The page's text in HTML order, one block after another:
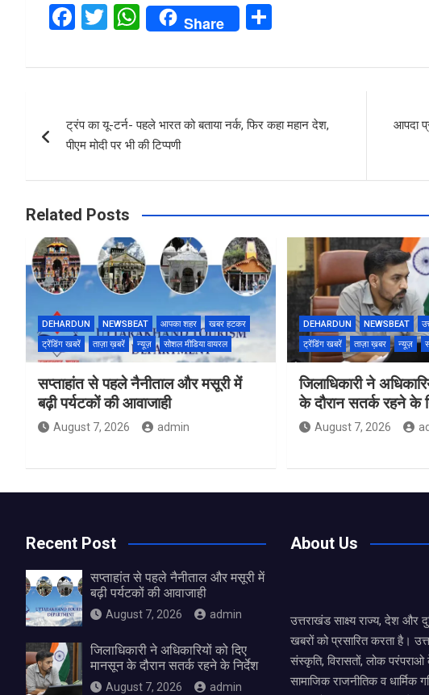
F
ce
o
o
k
T
tt
W
at
A
p
p
Share
ar
navigation
ट्रंप का यू-टर्न- पहले भारत को बताया नर्क, फिर कहा महान देश,
पीएम मोदी पर भी की टिप्पणी
आपदा
Related Posts
DEHARDUN NEWSBEAT आपका शहर
खबर हटकर
ट्रेंडिंग खबरें
ताज़ा ख़बरें न्यूज़ सोशल मीडिया वायरल
सप्ताहांत से पहले नैनीताल और मसूरी में
बढ़ी पर्यटकों की आवाजाही
August 7, 2026 admin
DEHARDUN NEWSBEAT
ट्रेंडिंग खबरें
ताज़ा ख़बर न्यूज़
जिलाधिकारी ने
के दौरान सतर्क रहने के
August 7, 2026
Recent Post
सप्ताहांत से पहले नैनीताल और मसूरी में
बढ़ी पर्यटकों की आवाजाही
August 7, 2026 admin
जिलाधिकारी ने अधिकारियों को दिए
मानसून के दौरान सतर्क रहने के निर्देश
August 7, 2026 admin
About Us
उत्तराखंड साक्ष्य राज्य, देश और
खबरों को प्रसारित करता है।
संस्कृति, विरासतों, लोक
सामाजिक राजनीतिक व धार्मिक